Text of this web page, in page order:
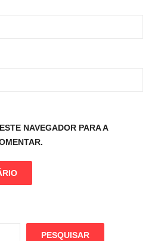
NAVEGADOR PARA A
PESQUISAR